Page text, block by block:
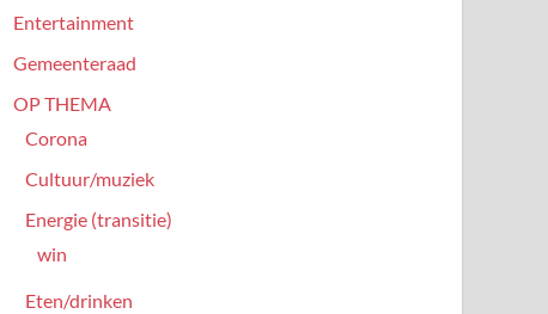
Entertainment
Gemeenteraad
OP THEMA
Corona
Cultuur/muziek
Energie (transitie)
win
Eten/drinken